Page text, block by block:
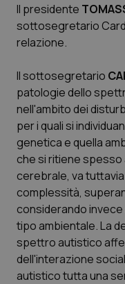
Veneto
Oncologia &
Psoriasi & pelle
Quotidiano
Quotidiano
Quotidiano
Quotidiano
Rene &
Il presidente
sottosegretario
relazione.
Il sottosegretario
patologie dello
nell'ambito dei
per i quali si
genetica e quella
che si ritiene
cerebrale, va
complessità,
considerando
tipo ambientale. La
spettro autistico
dell'interazione
autistico tutta una